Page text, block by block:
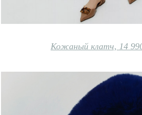
Кожаный клатч, 14